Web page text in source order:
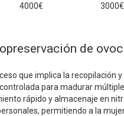
4000€ 3000€
de
que implica la recopilación
para madurar
rápido y almacenaje en
permitiendo a la